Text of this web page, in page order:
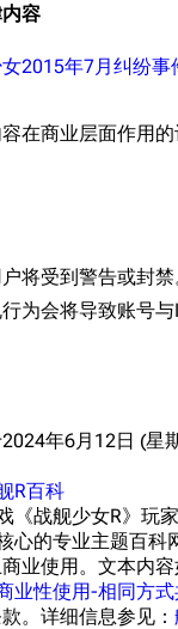
舰娘对话小剧场
舰船造船厂一览
图纸舰与未成舰
旧日本军舰一览
近代中国图纸舰
解放军主战舰艇
容
2015年7月纠纷事
在商业层面作用的
将受到警告或封禁
为会将导致账号与
年6月12日 (星
R百科
《战舰少女R》玩
心的专业主题百科
业使用。文本内
业性使用-相同方
。详细信息参见：